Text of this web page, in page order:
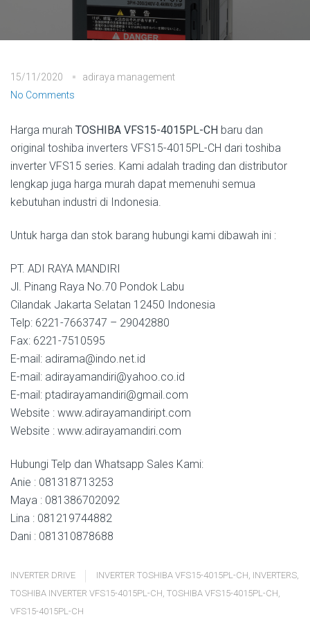
15/11/2020
adiraya management
No Comments
Harga murah TOSHIBA VFS15-4015PL-CH baru dan
original toshiba inverters VFS15-4015PL-CH dari toshiba
inverter VFS15 series. Kami adalah trading dan distributor
lengkap juga harga murah dapat memenuhi semua
kebutuhan industri di Indonesia.
Untuk harga dan stok barang hubungi kami dibawah ini :
PT. ADI RAYA MANDIRI
Jl. Pinang Raya No.70 Pondok Labu
Cilandak Jakarta Selatan 12450 Indonesia
Telp: 6221-7663747 – 29042880
Fax: 6221-7510595
E-mail: adirama@indo.net.id
E-mail: adirayamandiri@yahoo.co.id
E-mail: ptadirayamandiri@gmail.com
Website : www.adirayamandiript.com
Website : www.adirayamandiri.com
Hubungi Telp dan Whatsapp Sales Kami:
Anie : 081318713253
Maya : 081386702092
Lina : 081219744882
Dani : 081310878688
INVERTER DRIVE INVERTER TOSHIBA VFS15-4015PL-CH, INVERTERS,
TOSHIBA INVERTER VFS15-4015PL-CH, TOSHIBA VFS15-4015PL-CH,
VFS15-4015PL-CH